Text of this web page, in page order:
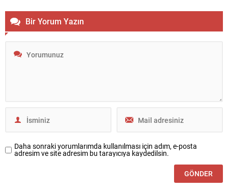
Bir Yorum Yazın
Daha sonraki yorumlarımda kullanılması için adım, e-posta
adresim ve site adresim bu tarayıcıya kaydedilsin.